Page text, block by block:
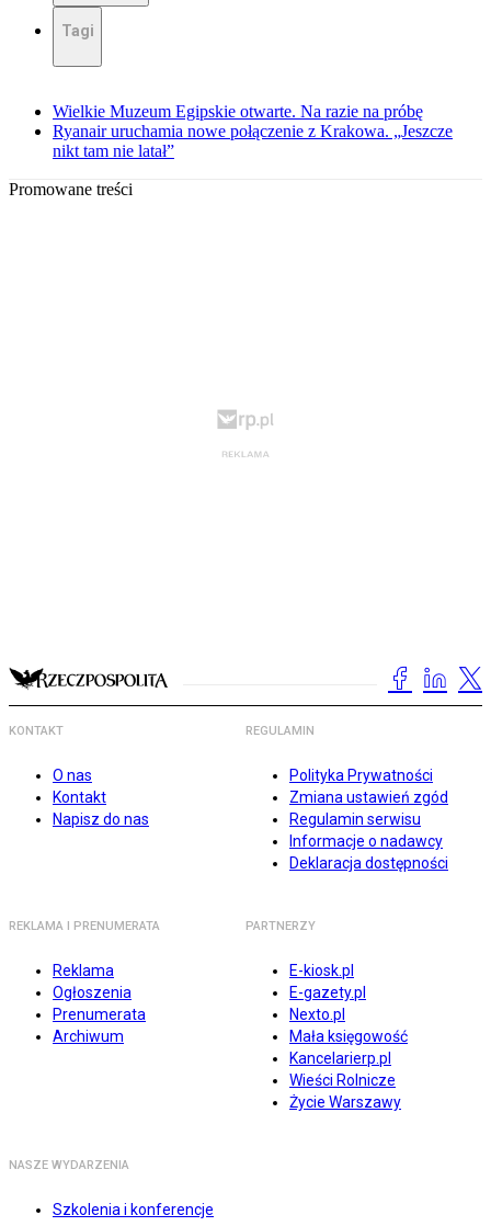
Tagi
Wielkie Muzeum Egipskie otwarte. Na razie na próbę
Ryanair uruchamia nowe połączenie z Krakowa. „Jeszcze
nikt tam nie latał”
Promowane treści
KONTAKT
O nas
Kontakt
Napisz do nas
REGULAMIN
Polityka Prywatności
Zmiana ustawień zgód
Regulamin serwisu
Informacje o nadawcy
Deklaracja dostępności
REKLAMA I PRENUMERATA
Reklama
Ogłoszenia
Prenumerata
Archiwum
PARTNERZY
E-kiosk.pl
E-gazety.pl
Nexto.pl
Mała księgowość
Kancelarierp.pl
Wieści Rolnicze
Życie Warszawy
NASZE WYDARZENIA
Szkolenia i konferencje